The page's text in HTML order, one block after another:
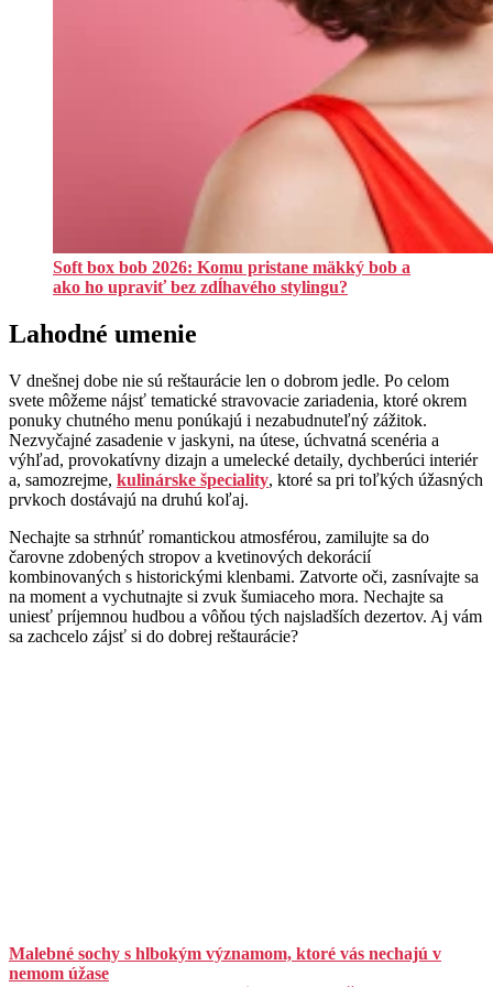
Soft box bob 2026: Komu pristane mäkký bob a
ako ho upraviť bez zdĺhavého stylingu?
Lahodné umenie
V dnešnej dobe nie sú reštaurácie len o dobrom jedle. Po celom
svete môžeme nájsť tematické stravovacie zariadenia, ktoré okrem
ponuky chutného menu ponúkajú i nezabudnuteľný zážitok.
Nezvyčajné zasadenie v jaskyni, na útese, úchvatná scenéria a
výhľad, provokatívny dizajn a umelecké detaily, dychberúci interiér
a, samozrejme, kulinárske špeciality, ktoré sa pri toľkých úžasných
prvkoch dostávajú na druhú koľaj.
Nechajte sa strhnúť romantickou atmosférou, zamilujte sa do
čarovne zdobených stropov a kvetinových dekorácií
kombinovaných s historickými klenbami. Zatvorte oči, zasnívajte sa
na moment a vychutnajte si zvuk šumiaceho mora. Nechajte sa
uniesť príjemnou hudbou a vôňou tých najsladších dezertov. Aj vám
sa zachcelo zájsť si do dobrej reštaurácie?
Malebné sochy s hlbokým významom, ktoré vás nechajú v
nemom úžase